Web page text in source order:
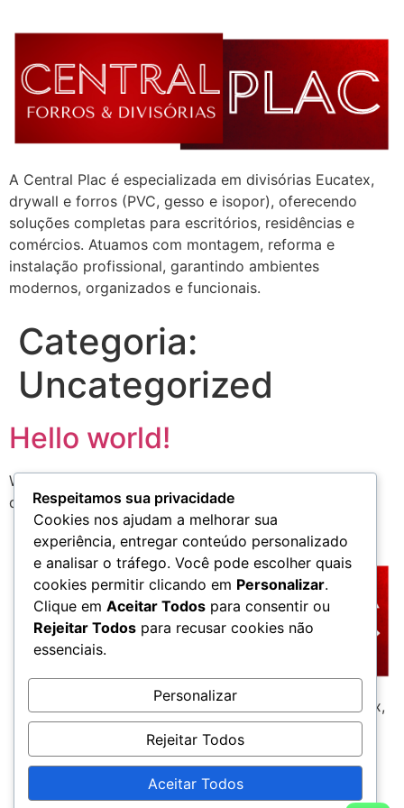
A Central Plac é especializada em divisórias Eucatex,
drywall e forros (PVC, gesso e isopor), oferecendo
soluções completas para escritórios, residências e
comércios. Atuamos com montagem, reforma e
instalação profissional, garantindo ambientes
modernos, organizados e funcionais.
Categoria:
Uncategorized
Hello world!
Welcome to WordPress. This is your first post. Edit or
delete it, then start writing!
A Central Plac é especializada em divisórias Eucatex,
drywall e forros (PVC, gesso e isopor), oferecendo
soluções completas para escritórios, residências e
comércios. Atuamos com montagem, reforma e
instalação profissional, garantindo ambientes
Respeitamos sua privacidade
Cookies nos ajudam a melhorar sua
experiência, entregar conteúdo personalizado
e analisar o tráfego. Você pode escolher quais
cookies permitir clicando em Personalizar.
Clique em Aceitar Todos para consentir ou
Rejeitar Todos para recusar cookies não
essenciais.
Personalizar
Rejeitar Todos
Aceitar Todos